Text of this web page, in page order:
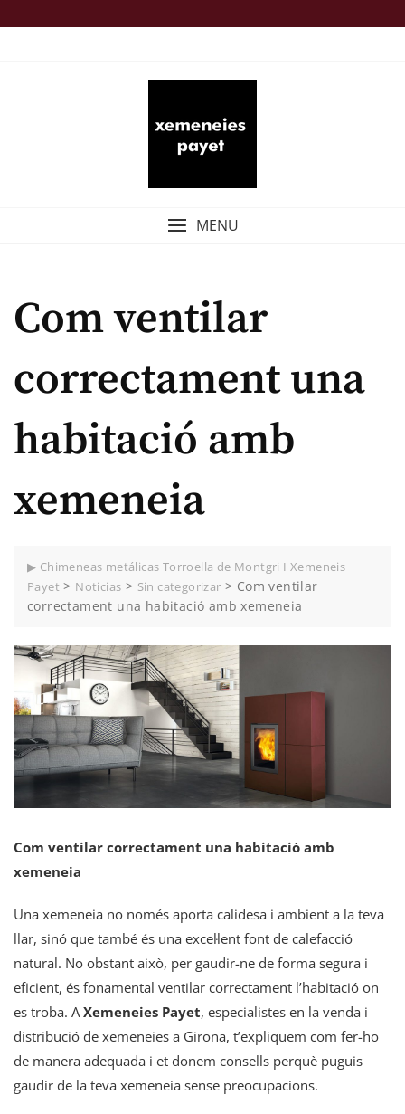
to
MENU
Com ventilar
correctament una
habitació amb
xemeneia
▶ Chimeneas metálicas Torroella de Montgri I Xemeneis
Payet > Noticias > Sin categorizar > Com ventilar
correctament una habitació amb xemeneia
Com ventilar correctament una habitació amb
xemeneia
Una xemeneia no només aporta calidesa i ambient a la teva
llar, sinó que també és una excel·lent font de calefacció
natural. No obstant això, per gaudir-ne de forma segura i
eficient, és fonamental ventilar correctament l’habitació on
es troba. A Xemeneies Payet, especialistes en la venda i
distribució de xemeneies a Girona, t’expliquem com fer-ho
de manera adequada i et donem consells perquè puguis
gaudir de la teva xemeneia sense preocupacions.